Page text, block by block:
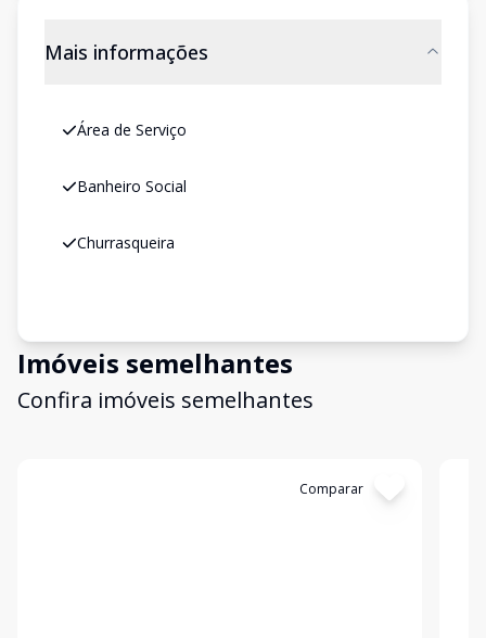
Mais informações
Área de Serviço
Banheiro Social
Churrasqueira
Imóveis semelhantes
Confira imóveis semelhantes
Comparar